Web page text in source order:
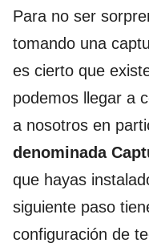
Para no ser
tomando una
es cierto que
podemos llegar a
a nosotros en
denominada
que hayas
siguiente paso
configuración de